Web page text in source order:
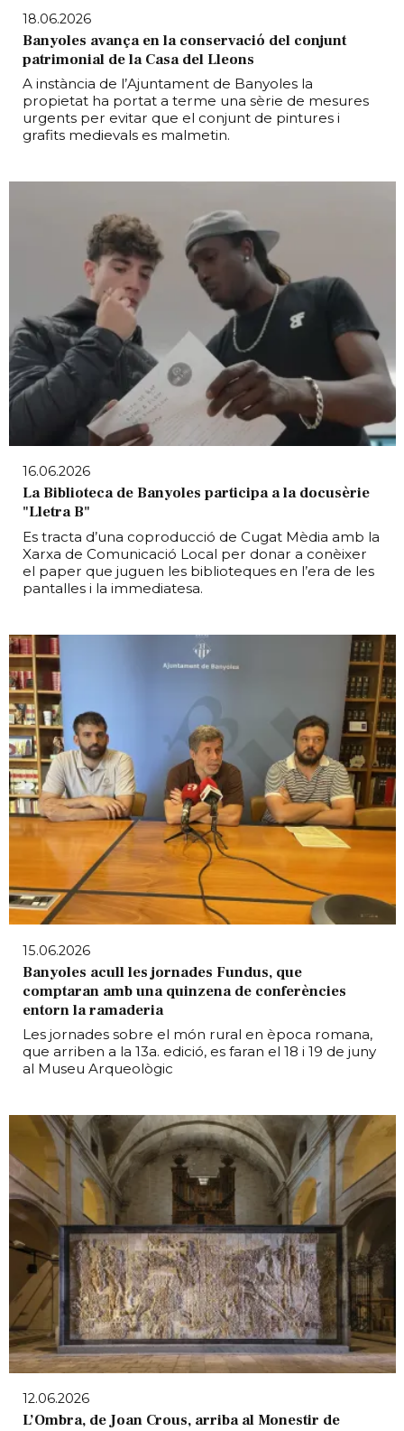
18.06.2026
Banyoles avança en la conservació del conjunt
patrimonial de la Casa del Lleons
A instància de l’Ajuntament de Banyoles la
propietat ha portat a terme una sèrie de mesures
urgents per evitar que el conjunt de pintures i
grafits medievals es malmetin.
16.06.2026
La Biblioteca de Banyoles participa a la docusèrie
"Lletra B"
Es tracta d’una coproducció de Cugat Mèdia amb la
Xarxa de Comunicació Local per donar a conèixer
el paper que juguen les biblioteques en l’era de les
pantalles i la immediatesa.
15.06.2026
Banyoles acull les jornades Fundus, que
comptaran amb una quinzena de conferències
entorn la ramaderia
Les jornades sobre el món rural en època romana,
que arriben a la 13a. edició, es faran el 18 i 19 de juny
al Museu Arqueològic
12.06.2026
L’Ombra, de Joan Crous, arriba al Monestir de